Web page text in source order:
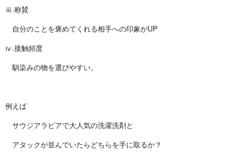
ⅲ.称賛
自分のことを褒めてくれる相手への印象がUP
ⅳ.接触頻度
馴染みの物を選びやすい。
例えば
サウジアラビアで大人気の洗濯洗剤と
アタックが並んでいたらどちらを手に取るか？